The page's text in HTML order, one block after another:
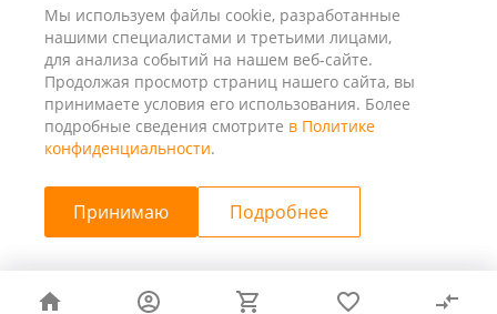
Мы используем файлы cookie, разработанные
нашими специалистами и третьими лицами,
для анализа событий на нашем веб-сайте.
Продолжая просмотр страниц нашего сайта, вы
принимаете условия его использования. Более
подробные сведения смотрите в Политике
конфиденциальности.
Принимаю Подробнее
© 2026 ООО «25 Киловатт» ИНН 4401188290, Все права
защищены